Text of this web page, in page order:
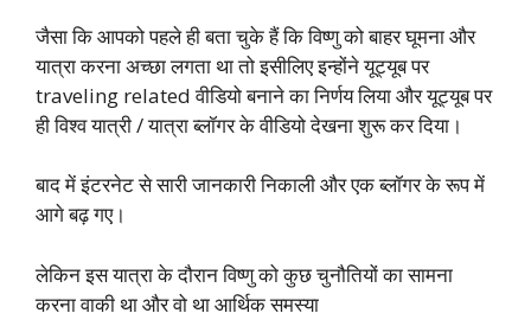
जैसा कि आपको पहले ही बता चुके हैं कि विष्णु को बाहर घूमना और
यात्रा करना अच्छा लगता था तो इसीलिए इन्होंने यूट्यूब पर
traveling related वीडियो बनाने का निर्णय लिया और यूट्यूब पर
ही विश्व यात्री / यात्रा ब्लॉगर के वीडियो देखना शुरू कर दिया।
बाद में इंटरनेट से सारी जानकारी निकाली और एक ब्लॉगर के रूप में
आगे बढ़ गए।
लेकिन इस यात्रा के दौरान विष्णु को कुछ चुनौतियों का सामना
करना वाकी था और वो था आर्थिक समस्या